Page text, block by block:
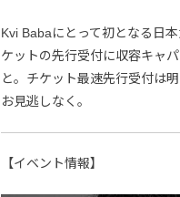
Kvi Babaにとって初となる日
ケットの先行受付に収容キャ
と。チケット最速先行受付は
お見逃しなく。
【イベント情報】